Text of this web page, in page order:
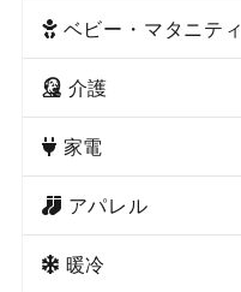
ベビー・マタニティ
介護
家電
アパレル
暖冷